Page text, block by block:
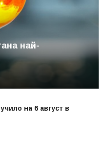
най-
на 6 август в